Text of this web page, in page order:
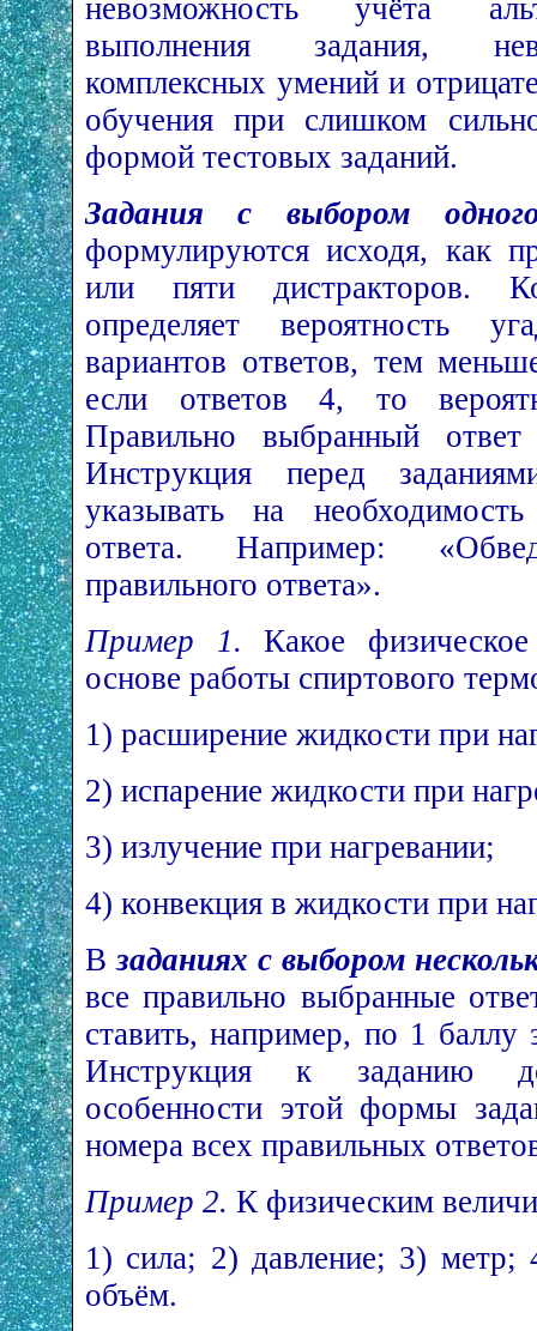
невозможность учёта
выполнения задания,
комплексных умений и
обучения при слишком
формой тестовых заданий.
Задания с выбором
формулируются исходя, как
или пяти дистракторов.
определяет вероятность
вариантов ответов, тем
если ответов 4, то
Правильно выбранный
Инструкция перед
указывать на
ответа. Например:
правильного ответа».
Пример 1. Какое
основе работы спиртового
1) расширение жидкости при
2) испарение жидкости при
3) излучение при нагревании;
4) конвекция в жидкости при
Взаданиях с выбором
все правильно выбранные
ставить, например, по 1
Инструкция к заданию
особенности этой формы
номера всех правильных
Пример 2. К физическим
1) сила; 2) давление; 3)
объём.